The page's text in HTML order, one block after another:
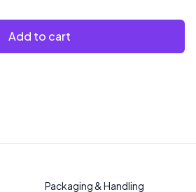
Add to cart
Packaging & Handling